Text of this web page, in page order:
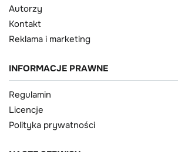
Autorzy
Kontakt
Reklama i marketing
INFORMACJE PRAWNE
Regulamin
Licencje
Polityka prywatności